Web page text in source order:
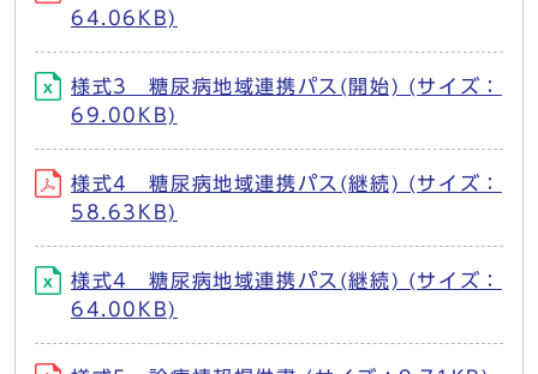
64.06KB)
様式3 糖尿病地域連携パス(開始) (サイズ：
69.00KB)
様式4 糖尿病地域連携パス(継続) (サイズ：
58.63KB)
様式4 糖尿病地域連携パス(継続) (サイズ：
64.00KB)